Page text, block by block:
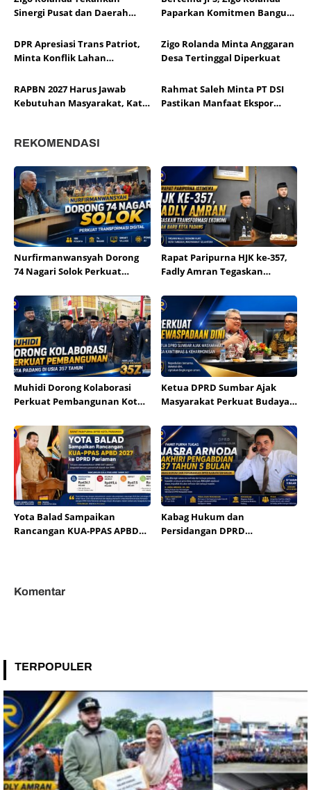
Sumbar
Sinergi Pusat dan Daerah
Paparkan Komitmen Bangun
DPR Apresiasi Trans Patriot,
Minta Konflik Lahan
Zigo Rolanda Minta Anggaran
Desa Tertinggal Diperkuat
RAPBN 2027 Harus Jawab
Kebutuhan Masyarakat, Kata
Rahmat Saleh Minta PT DSI
Pastikan Manfaat Ekspor
REKOMENDASI
Nurfirmanwansyah Dorong
74 Nagari Solok Perkuat
Rapat Paripurna HJK ke-357,
Fadly Amran Tegaskan
Arah Baru Kota Padang
Muhidi Dorong Kolaborasi
Perkuat Pembangunan Kota
Ketua DPRD Sumbar Ajak
Masyarakat Perkuat Budaya
Menjaga Kantibmas
Yota Balad Sampaikan
Rancangan KUA-PPAS APBD
Kabag Hukum dan
Persidangan DPRD
Komentar
TERPOPULER